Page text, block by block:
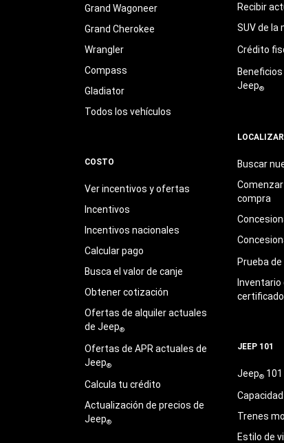
Grand Wagoneer
Grand Cherokee
Wrangler
Compass
Gladiator
Todos los vehículos
COSTO
Ver incentivos y ofertas
Incentivos
Incentivos nacionales
Calcular pago
Busca el valor de canje
Obtener cotización
Ofertas de alquiler actuales
de Jeep®
Ofertas de APR actuales de
Jeep®
Calcula tu crédito
Actualización de precios de
Jeep®
Recibir
SUV de la
Crédito
Jeep®
LOCALIZAR
Buscar
compra
Prueba
JEEP 101
Jeep®101
Capacidad
Trenes
Estilo de